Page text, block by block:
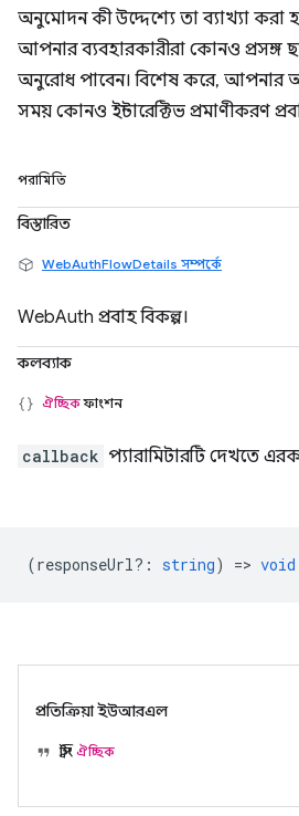
অনুমোদন কী উদ্দেশ্যে তা ব্যাখ্যা করা
আপনার ব্যবহারকারীরা কোনও প্রসঙ্গ
অনুরোধ পাবেন। বিশেষ করে, আপনার
সময় কোনও ইন্টারেক্টিভ প্রমাণীকরণ
পরামিতি
বিস্তারিত
WebAuthFlowDetails সম্পর্কে
WebAuth প্রবাহ বিকল্প।
কলব্যাক
ঐচ্ছিকফাংশন
callback প্যারামিটারটি দেখতে
(responseUrl? : string) => void
প্রতিক্রিয়া ইউআরএল
স্ট্রিং ঐচ্ছিক